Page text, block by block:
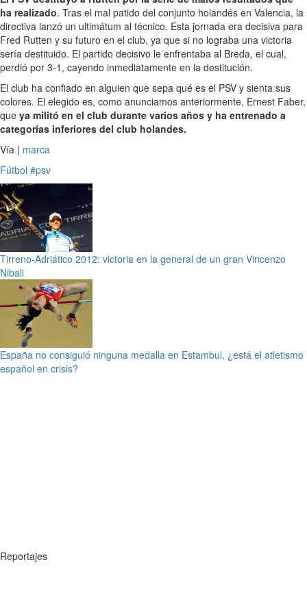
ha realizado. Tras el mal patido del conjunto holandés en Valencia, la
directiva lanzó un ultimátum al técnico. Esta jornada era decisiva para
Fred Rutten y su futuro en el club, ya que si no lograba una victoria
sería destituido. El partido decisivo le enfrentaba al Breda, el cual,
perdió por 3-1, cayendo inmediatamente en la destitución.
El club ha confiado en alguien que sepa qué es el PSV y sienta sus
colores. El elegido es, como anunciamos anteriormente, Ernest Faber,
que ya militó en el club durante varios años y ha entrenado a
categorías inferiores del club holandes.
Vía | marca
Fútbol #psv
Tirreno-Adriático 2012: victoria en la general de un gran Vincenzo
Nibali
España no consiguió ninguna medalla en Estambul, ¿está el atletismo
español en crisis?
Reportajes